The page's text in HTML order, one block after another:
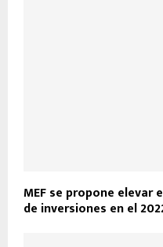
MEF se propone elevar
de inversiones en el